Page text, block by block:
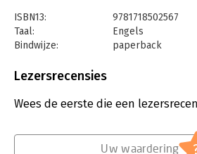
ISBN13:
9781718502567
Taal:
Engels
Bindwijze:
paperback
Uitgever:
Lezersrecensies
Wees de eerste die een
Uw waardering